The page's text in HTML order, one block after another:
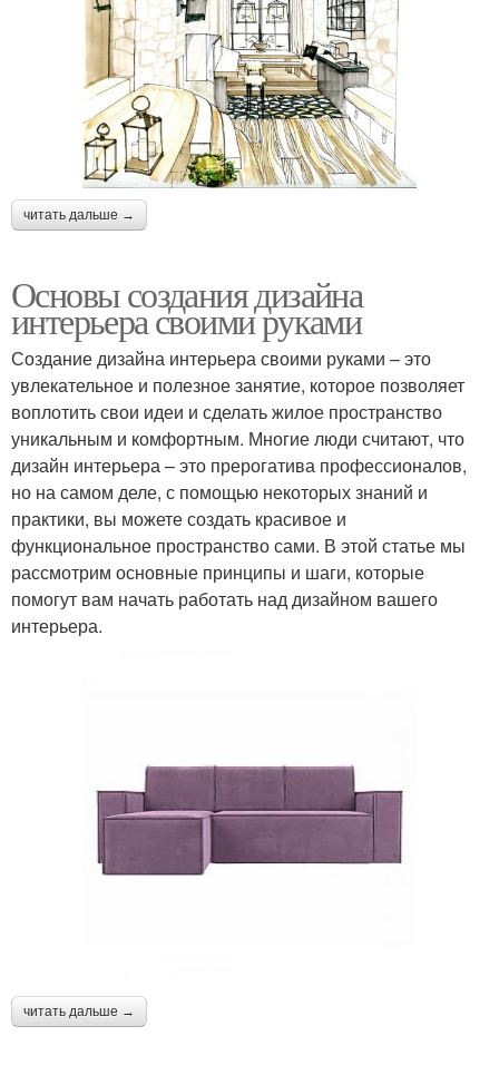
читать дальше →
Основы создания дизайна
интерьера своими руками
Создание дизайна интерьера своими руками – это
увлекательное и полезное занятие, которое позволяет
воплотить свои идеи и сделать жилое пространство
уникальным и комфортным. Многие люди считают, что
дизайн интерьера – это прерогатива профессионалов,
но на самом деле, с помощью некоторых знаний и
практики, вы можете создать красивое и
функциональное пространство сами. В этой статье мы
рассмотрим основные принципы и шаги, которые
помогут вам начать работать над дизайном вашего
интерьера.
читать дальше →